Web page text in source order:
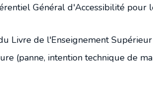
Général d'Accessibilité pour
Livre de l'Enseignement
(panne, intention technique de